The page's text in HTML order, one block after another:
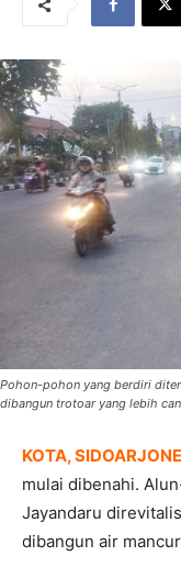
Pohon-pohon yang berdiri
dibangun trotoar yang lebih
KOTA,
mulai dibenahi.
Jayandaru
dibangun air